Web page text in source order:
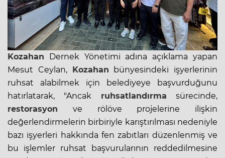
Kozahan Dernek Yönetimi adına açıklama yapan
Mesut Ceylan, Kozahan bünyesindeki işyerlerinin
ruhsat alabilmek için belediyeye başvurduğunu
hatırlatarak, "Ancak ruhsatlandırma sürecinde,
restorasyon ve rölöve projelerine ilişkin
değerlendirmelerin birbiriyle karıştırılması nedeniyle
bazı işyerleri hakkında fen zabıtları düzenlenmiş ve
bu işlemler ruhsat başvurularının reddedilmesine